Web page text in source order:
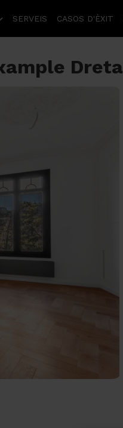
SERVEIS CASOS D'ÈXIT
Dreta